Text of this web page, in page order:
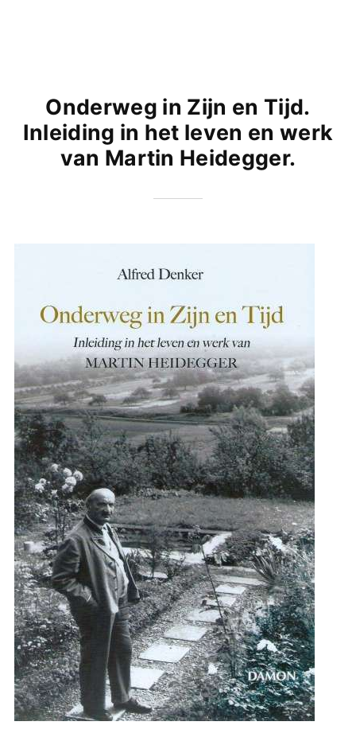
Onderweg in Zijn en Tijd.
Inleiding in het leven en werk
van Martin Heidegger.